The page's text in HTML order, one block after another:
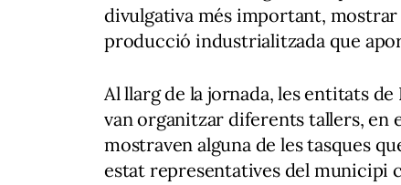
divulgativa més important,
producció industrialitzada que
Al llarg de la jornada, les entitats de
van organitzar diferents tallers, en
mostraven alguna de les tasques
estat representatives del municipi